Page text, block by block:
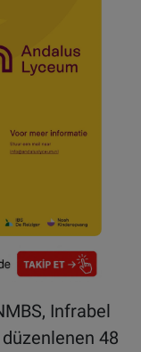
Infrabel
48